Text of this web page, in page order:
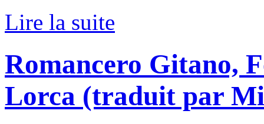
Lire la suite
Romancero Gitano,
Lorca (traduit par